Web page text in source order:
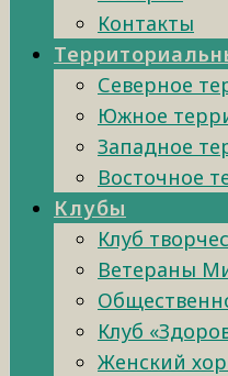
Контакты
Северное
Южное
Западное
Восточное
Клубы
Клуб
Ветераны
Клуб
Женский